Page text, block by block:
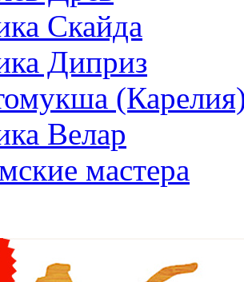
Скайда
Диприз
Велар
мастера